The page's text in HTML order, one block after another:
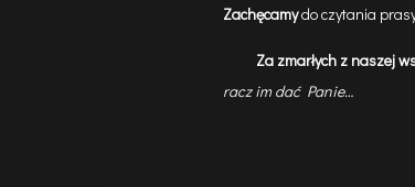
Zachęcamydo czytania
Za zmarłych z naszej
racz im dać Panie…